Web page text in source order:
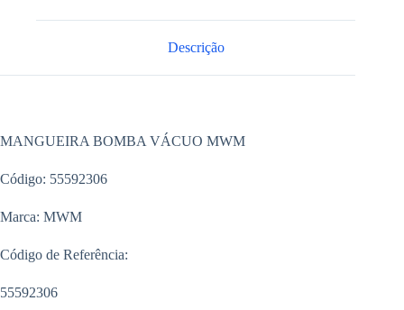
Descrição
MANGUEIRA BOMBA VÁCUO MWM
Código: 55592306
Marca: MWM
Código de Referência:
55592306